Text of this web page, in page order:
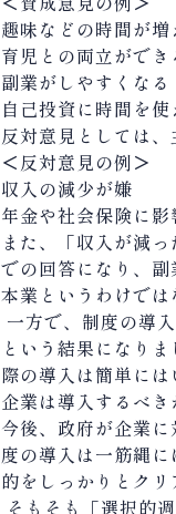
趣味などの時間が増
育児との両立ができ
副業がしやすくなる
自己投資に時間を使
反対意見としては
＜反対意見の例＞
収入の減少が嫌
年金や社会保険に
また、「収入が減
での回答になり、
本業というわけでは
一方で、制度の導
という結果になり
際の導入は簡単には
企業は導入するべ
今後、政府が企業
度の導入は一筋縄
的をしっかりとクリ
そもそも「選択的